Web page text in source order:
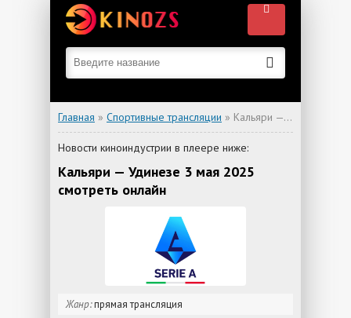
Главная » Спортивные трансляции » Кальяри — Удинезе
Новости киноиндустрии в плеере ниже:
Кальяри — Удинезе 3 мая 2025
смотреть онлайн
Жанр:прямая трансляция